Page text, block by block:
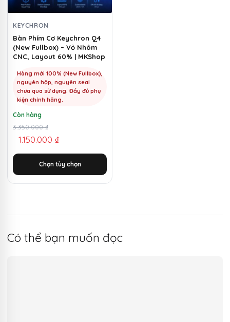
KEYCHRON
Bàn Phím Cơ Keychron Q4
(New Fullbox) – Vỏ Nhôm
CNC, Layout 60% | MKShop
Hàng mới 100% (New Fullbox),
nguyên hộp, nguyên seal
chưa qua sử dụng. Đầy đủ phụ
kiện chính hãng.
Còn hàng
3.350.000₫
Giá
gốc
là:
3.350.000 ₫.
1.150.000 ₫
Giá
hiện
tại
là:
1.150.000 ₫.
Chọn tùy chọn
tùy
chọn
có
thể
được
chọn
trên
trang
sản
phẩm
Có thể bạn muốn đọc